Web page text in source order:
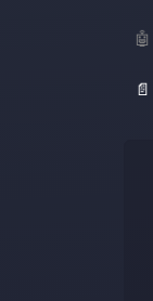
🤖
📄